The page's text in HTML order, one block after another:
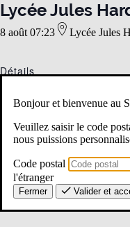
Lycée Jules
8 août 07:23 Lycée Jules
Détails
8 août 2026
Heure :
07:23
Bonjour et bienvenue au
Veuillez saisir le code
nous puissions
Code postal
l'étranger
Fermer Valider et